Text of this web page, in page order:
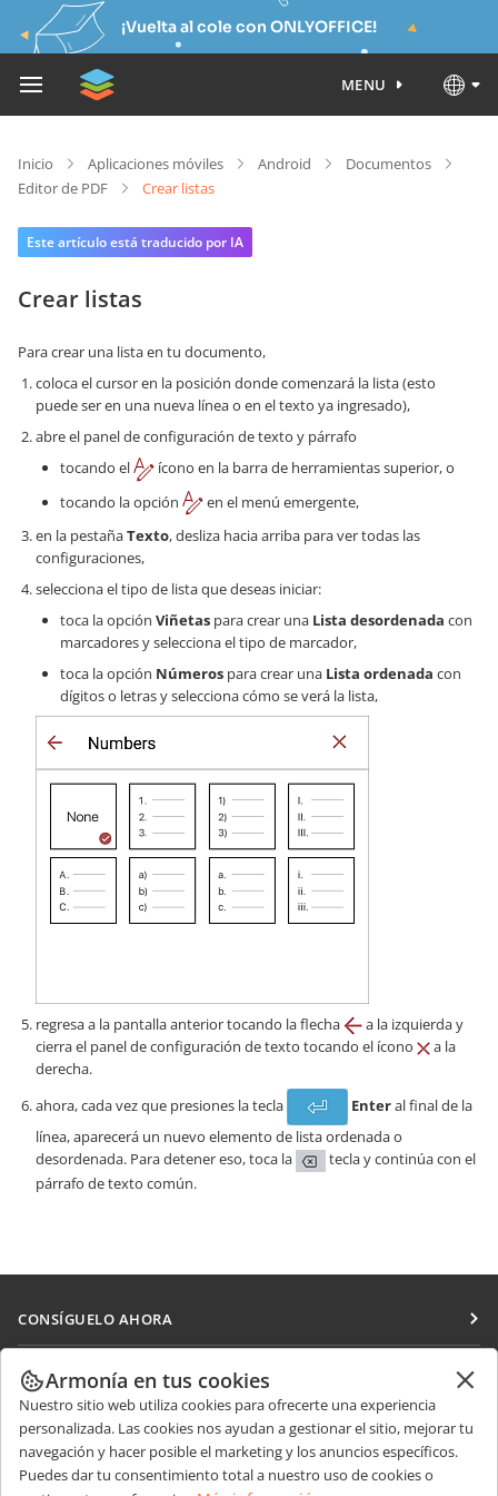
¡Vuelta al cole con ONLYOFFICE!
MENU
Inicio Aplicaciones móviles Android
Documentos
Editor de PDF
Crear listas
Este artículo está traducido por IA
Crear listas
Para crear una lista en tu documento,
coloca el cursor en la posición donde comenzará la lista (esto
puede ser en una nueva línea o en el texto ya ingresado),
abre el panel de configuración de texto y párrafo
tocando el
ícono en la barra de herramientas superior, o
tocando la opción
en el menú emergente,
en la pestañaTexto, desliza hacia arriba para ver todas las
configuraciones,
selecciona el tipo de lista que deseas iniciar:
toca la opción Viñetas para crear una Lista desordenada con
marcadores y selecciona el tipo de marcador,
toca la opción Números para crear una Lista ordenada con
dígitos o letras y selecciona cómo se verá la lista,
regresa a la pantalla anterior tocando la flecha
a la izquierda y
cierra el panel de configuración de texto tocando el ícono
a la
derecha.
ahora, cada vez que presiones la tecla
Enteral final de la
línea, aparecerá un nuevo elemento de lista ordenada o
desordenada. Para detener eso, toca la
tecla y continúa con el
párrafo de texto común.
CONSÍGUELO AHORA
Docs
DocSpace
Workspace
Conectores
COLABORAR
Para colaboradores
Para traductores
Para influencers
RECIBIR NOTICIAS
Blog
OBTENER AYUDA
Armonía en tus cookies
Nuestro sitio web utiliza cookies para ofrecerte una experiencia
personalizada. Las cookies nos ayudan a gestionar el sitio, mejorar tu
navegación y hacer posible el marketing y los anuncios específicos.
Puedes dar tu consentimiento total a nuestro uso de cookies o